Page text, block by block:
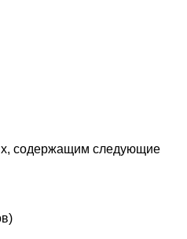
содержащим следующие